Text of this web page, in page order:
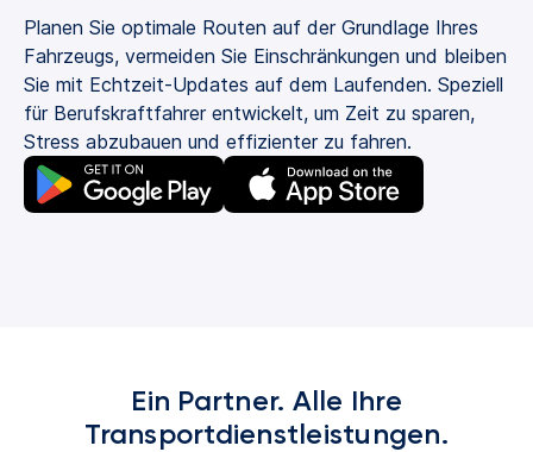
Planen Sie optimale Routen auf der Grundlage Ihres
Fahrzeugs, vermeiden Sie Einschränkungen und bleiben
Sie mit Echtzeit-Updates auf dem Laufenden. Speziell
für Berufskraftfahrer entwickelt, um Zeit zu sparen,
Stress abzubauen und effizienter zu fahren.
Ein Partner. Alle Ihre
Transportdienstleistungen.